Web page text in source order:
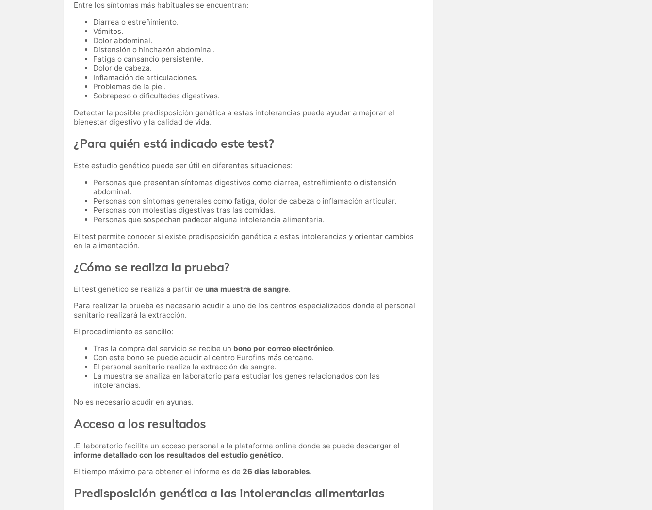
Entre los síntomas más habituales se encuentran:
Diarrea o estreñimiento.
Vómitos.
Dolor abdominal.
Distensión o hinchazón abdominal.
Fatiga o cansancio persistente.
Dolor de cabeza.
Inflamación de articulaciones.
Problemas de la piel.
Sobrepeso o dificultades digestivas.
Detectar la posible predisposición genética a estas intolerancias puede ayudar a mejorar el
bienestar digestivo y la calidad de vida.
¿Para quién está indicado este test?
Este estudio genético puede ser útil en diferentes situaciones:
Personas que presentan síntomas digestivos como diarrea, estreñimiento o distensión
abdominal.
Personas con síntomas generales como fatiga, dolor de cabeza o inflamación articular.
Personas con molestias digestivas tras las comidas.
Personas que sospechan padecer alguna intolerancia alimentaria.
El test permite conocer si existe predisposición genética a estas intolerancias y orientar cambios
en la alimentación.
¿Cómo se realiza la prueba?
El test genético se realiza a partir de una muestra de sangre.
Para realizar la prueba es necesario acudir a uno de los centros especializados donde el personal
sanitario realizará la extracción.
El procedimiento es sencillo:
Tras la compra del servicio se recibe un bono por correo electrónico.
Con este bono se puede acudir al centro Eurofins más cercano.
El personal sanitario realiza la extracción de sangre.
La muestra se analiza en laboratorio para estudiar los genes relacionados con las
intolerancias.
No es necesario acudir en ayunas.
Acceso a los resultados
.El laboratorio facilita un acceso personal a la plataforma online donde se puede descargar el
informe detallado con los resultados del estudio genético.
El tiempo máximo para obtener el informe es de 26 días laborables.
Predisposición genética a las intolerancias alimentarias